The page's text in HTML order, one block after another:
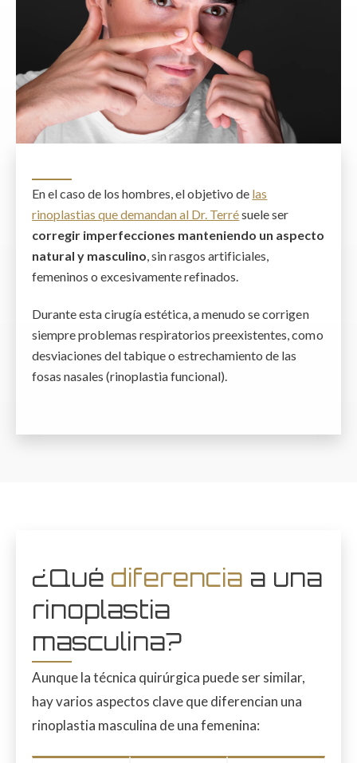
En el caso de los hombres, el objetivo de las
rinoplastias que demandan al Dr. Terrésuele ser
corregir imperfecciones manteniendo un aspecto
natural y masculino, sin rasgos artificiales,
femeninos o excesivamente refinados.
Durante esta cirugía estética, a menudo se corrigen
siempre problemas respiratorios preexistentes, como
desviaciones del tabique o estrechamiento de las
fosas nasales (rinoplastia funcional).
¿Qué diferencia a una
rinoplastia
masculina?
Aunque la técnica quirúrgica puede ser similar,
hay varios aspectos clave que diferencian una
rinoplastia masculina de una femenina: